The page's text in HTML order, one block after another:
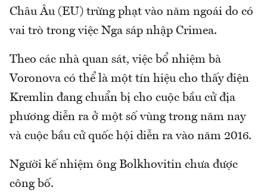
Châu Âu (EU) trừng phạt vào năm ngoái do có
vai trò trong việc Nga sáp nhập Crimea.
Theo các nhà quan sát, việc bổ nhiệm bà
Voronova có thể là một tín hiệu cho thấy điện
Kremlin đang chuẩn bị cho cuộc bầu cử địa
phương diễn ra ở một số vùng trong năm nay
và cuộc bầu cử quốc hội diễn ra vào năm 2016.
Người kế nhiệm ông Bolkhovitin chưa được
công bố.